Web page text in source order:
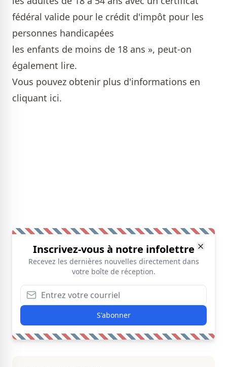
fédéral valide pour le crédit d'impôt pour les
personnes handicapées
les enfants de moins de 18 ans », peut-on
également lire.
Vous pouvez obtenir plus d'informations en
cliquant ici.
Inscrivez-vous à notre infolettre
Recevez les dernières nouvelles directement dans
votre boîte de réception.
S'abonner